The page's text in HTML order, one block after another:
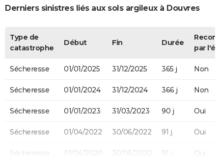
Derniers sinistres liés aux sols argileux à Douvres
Type de
catastrophe
Début Fin Durée
par
Sécheresse 01/01/2025 31/12/2025 365 j Non
Sécheresse 01/01/2024 31/12/2024 366 j Non
Sécheresse 01/01/2023 31/03/2023 90 j Oui
Sécheresse 01/04/2022 30/06/2022 91 j Oui
Sécheresse 01/04/2020 30/06/2020 91 j Oui